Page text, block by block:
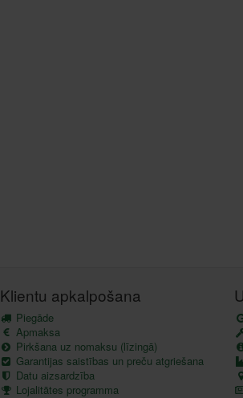
Klientu apkalpošana
Piegāde
Apmaksa
Pirkšana uz nomaksu (līzingā)
Garantijas saistības un preču atgriešana
Datu aizsardzība
Lojalitātes programma